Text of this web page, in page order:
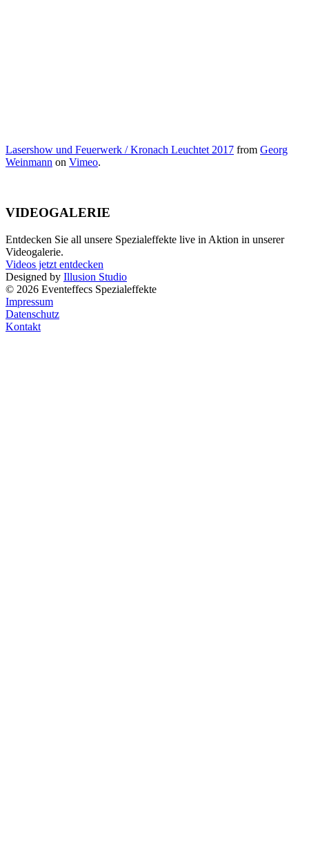
Lasershow und Feuerwerk / Kronach Leuchtet 2017 from Georg
Weinmann on Vimeo.
VIDEOGALERIE
Entdecken Sie all unsere Spezialeffekte live in Aktion in unserer
Videogalerie.
Videos jetzt entdecken
Designed by Illusion Studio
© 2026 Eventeffecs Spezialeffekte
Impressum
Datenschutz
Kontakt